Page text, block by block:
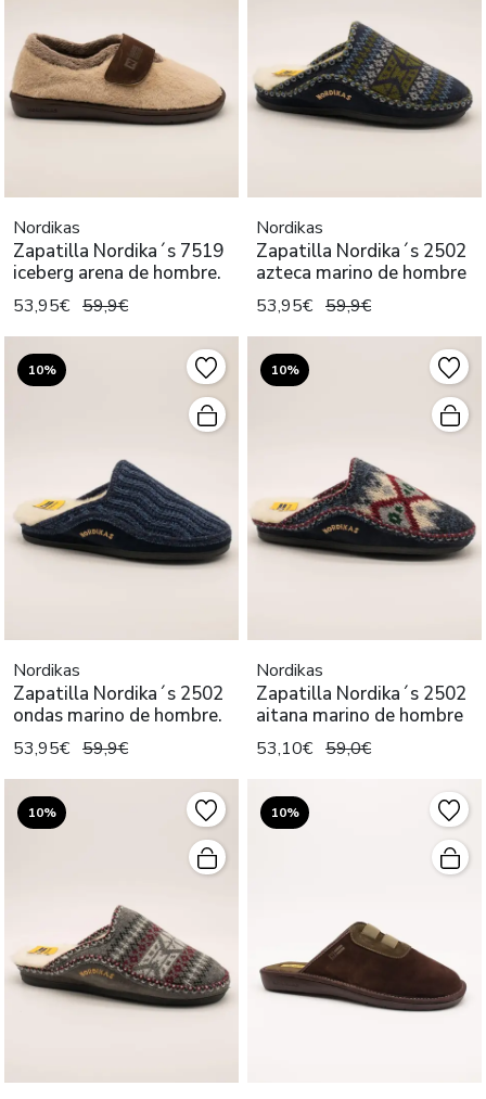
Nordikas
Zapatilla Nordika´s 7519
iceberg arena de hombre.
53,95€ 59,9€
Nordikas
Zapatilla Nordika´s 2502
azteca marino de hombre
53,95€ 59,9€
10%
Nordikas
Zapatilla Nordika´s 2502
ondas marino de hombre.
53,95€ 59,9€
10%
Nordikas
Zapatilla Nordika´s 2502
aitana marino de hombre
53,10€ 59,0€
10% 10%